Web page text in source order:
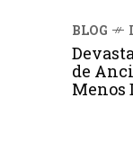
BLOG
de
Menos